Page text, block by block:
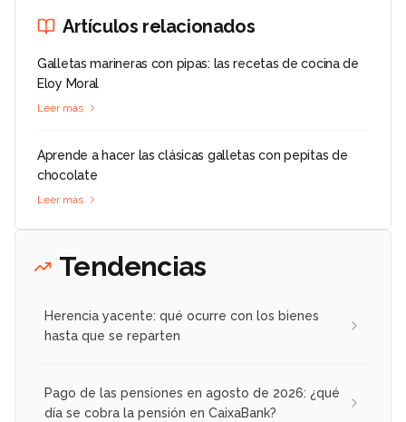
Artículos relacionados
Galletas marineras con pipas: las recetas de cocina de
Eloy Moral
Leer más
Aprende a hacer las clásicas galletas con pepitas de
chocolate
Leer más
Tendencias
Herencia yacente: qué ocurre con los bienes
hasta que se reparten
Pago de las pensiones en agosto de 2026: ¿qué
día se cobra la pensión en CaixaBank?